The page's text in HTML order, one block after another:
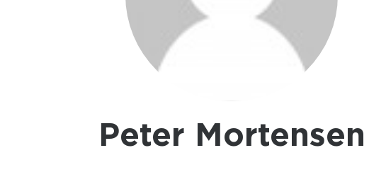
Peter Mortensen